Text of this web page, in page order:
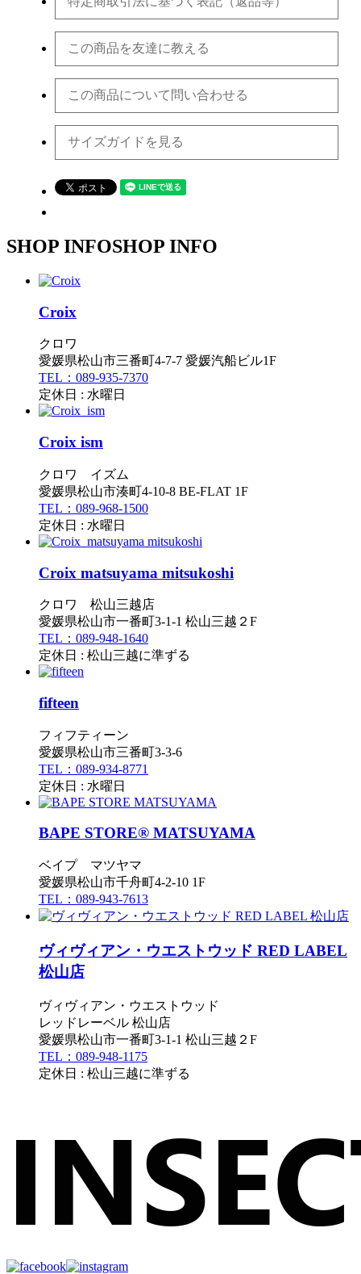
この商品を友達に教える
この商品について問い合わせる
サイズガイドを見る
SHOP INFOSHOP INFO
Croix
クロワ
愛媛県松山市三番町4-7-7 愛媛汽船ビル1F
TEL：089-935-7370
定休日 : 水曜日
Croix ism
クロワ イズム
愛媛県松山市湊町4-10-8 BE-FLAT 1F
TEL：089-968-1500
定休日 : 水曜日
Croix matsuyama mitsukoshi
クロワ 松山三越店
愛媛県松山市一番町3-1-1 松山三越２F
TEL：089-948-1640
定休日 : 松山三越に準ずる
fifteen
フィフティーン
愛媛県松山市三番町3-3-6
TEL：089-934-8771
定休日 : 水曜日
BAPE STORE® MATSUYAMA
ベイプ マツヤマ
愛媛県松山市千舟町4-2-10 1F
TEL：089-943-7613
ヴィヴィアン・ウエストウッド RED LABEL
松山店
ヴィヴィアン・ウエストウッド
レッドレーベル 松山店
愛媛県松山市一番町3-1-1 松山三越２F
TEL：089-948-1175
定休日 : 松山三越に準ずる